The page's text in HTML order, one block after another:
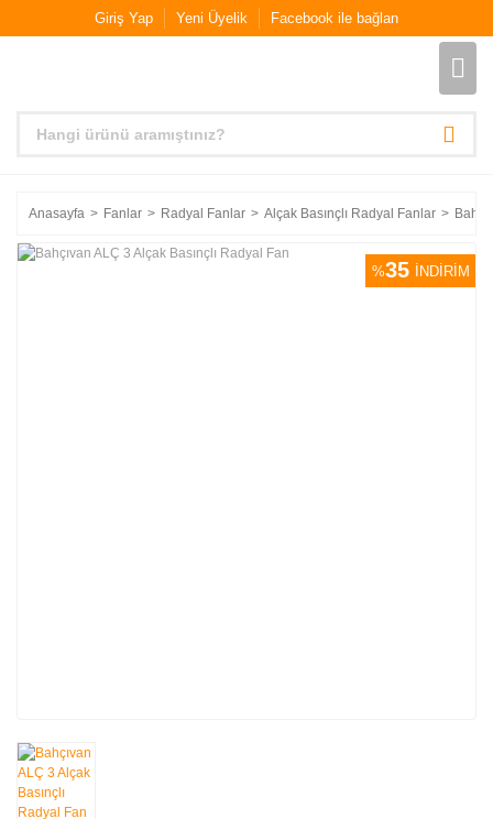
Giriş Yap Yeni Üyelik Facebook ile bağlan
Anasayfa Fanlar Radyal Fanlar Alçak Basınçlı Radyal Fanlar
%35 İNDİRİM